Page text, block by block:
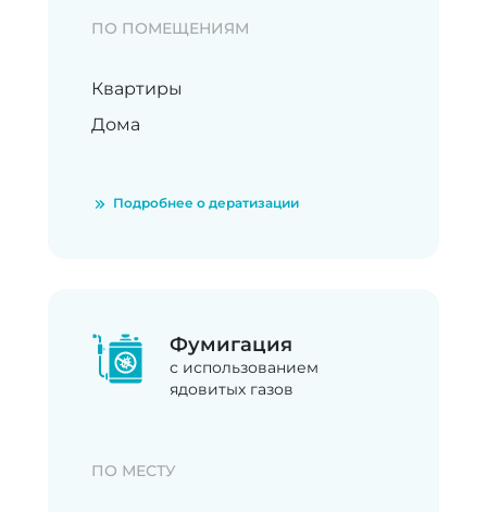
ПО ПОМЕЩЕНИЯМ
Квартиры
Дома
Подробнее о дератизации
Фумигация
с использованием
ядовитых газов
ПО МЕСТУ